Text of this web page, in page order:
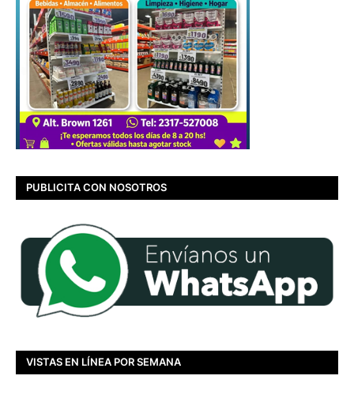
PUBLICITA CON NOSOTROS
VISTAS EN LÍNEA POR SEMANA